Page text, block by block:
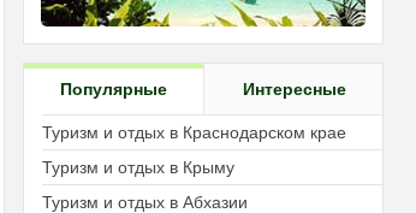
Популярные Интересные
Туризм и отдых в Краснодарском крае
Туризм и отдых в Крыму
Туризм и отдых в Абхазии